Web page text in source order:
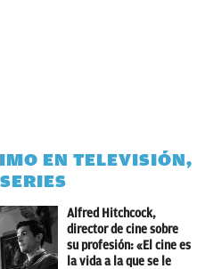
EN TELEVISIÓN,
Alfred Hitchcock,
director de cine sobre
su profesión: «El cine es
la vida a la que se le